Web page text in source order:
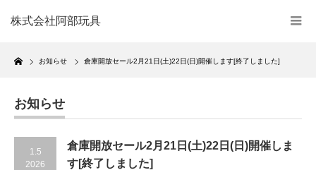
株式会社阿部玩具
Home
お知らせ 倉庫開放セール2月21日(土)22日(日)開催します[終了しました]
お知らせ
1.5
2026
倉庫開放セール2月21日(土)22日(日)開催しま
す[終了しました]